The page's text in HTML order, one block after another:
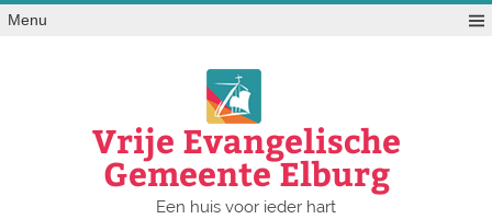
Doorgaan
naar
Menu
Vrije Evangelische
Gemeente Elburg
Een huis voor ieder hart